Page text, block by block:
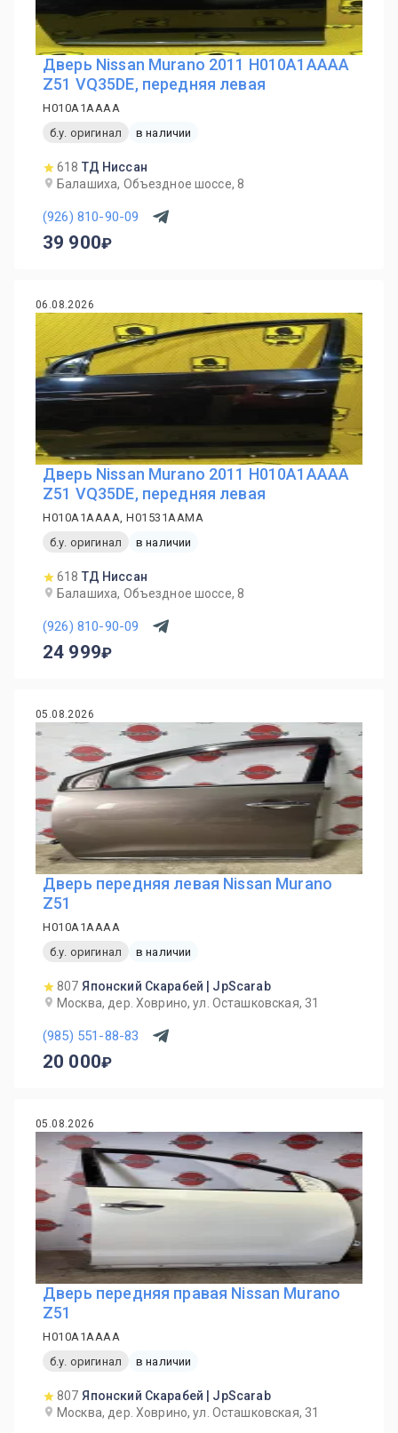
Дверь Nissan Murano 2011 H010A1AAAA
Z51 VQ35DE, передняя левая
H010A1AAAA
б.у. оригинал
в наличии
618 ТД Ниссан
Балашиха, Объездное шоссе, 8
(926) 810-90-09
39 900
06.08.2026
Дверь Nissan Murano 2011 H010A1AAAA
Z51 VQ35DE, передняя левая
H010A1AAAA, H01531AAMA
б.у. оригинал
в наличии
618 ТД Ниссан
Балашиха, Объездное шоссе, 8
(926) 810-90-09
24 999
05.08.2026
Дверь передняя левая Nissan Murano
Z51
H010A1AAAA
б.у. оригинал
в наличии
807 Японский Скарабей | JpScarab
Москва, дер. Ховрино, ул. Осташковская, 31
(985) 551-88-83
20 000
05.08.2026
Дверь передняя правая Nissan Murano
Z51
H010A1AAAA
б.у. оригинал
в наличии
807 Японский Скарабей | JpScarab
Москва, дер. Ховрино, ул. Осташковская, 31